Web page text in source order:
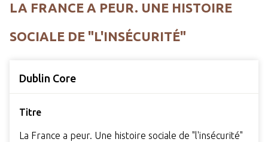
LA FRANCE A PEUR. UNE HISTOIRE
SOCIALE DE "L'INSÉCURITÉ"
Dublin Core
Titre
La France a peur. Une histoire sociale de "l'insécurité"